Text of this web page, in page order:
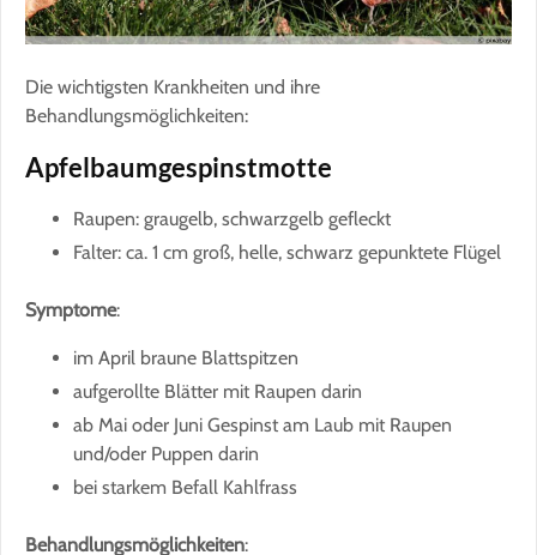
Die wichtigsten Krankheiten und ihre
Behandlungsmöglichkeiten:
Apfelbaumgespinstmotte
Raupen: graugelb, schwarzgelb gefleckt
Falter: ca. 1 cm groß, helle, schwarz gepunktete Flügel
Symptome:
im April braune Blattspitzen
aufgerollte Blätter mit Raupen darin
ab Mai oder Juni Gespinst am Laub mit Raupen
und/oder Puppen darin
bei starkem Befall Kahlfrass
Behandlungsmöglichkeiten: